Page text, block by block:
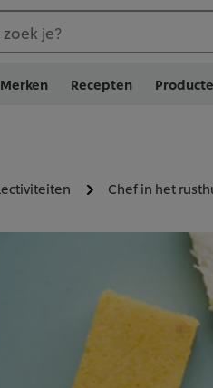
je?
Merken Recepten
Chef in het